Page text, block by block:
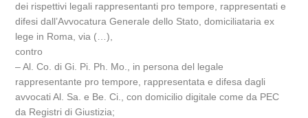
dei rispettivi legali rappresentanti pro tempore, rappresentati e
difesi dall’Avvocatura Generale dello Stato, domiciliataria ex
lege in Roma, via (…),
contro
– Al. Co. di Gi. Pi. Ph. Mo., in persona del legale
rappresentante pro tempore, rappresentata e difesa dagli
avvocati Al. Sa. e Be. Ci., con domicilio digitale come da PEC
da Registri di Giustizia;